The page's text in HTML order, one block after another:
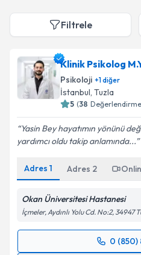
Filtrele
Klinik Psikolog
Psikoloji +1diğer
İstanbul, Tuzla
5 (38
Yasin Bey hayatımın yönünü
yardımcı oldu takip anlamında...
Adres 1 Adres 2
Okan Üniversitesi Hastanesi
İçmeler, Aydınlı Yolu Cd. No:2, 34947
0 (850)
Randevu Takvimi